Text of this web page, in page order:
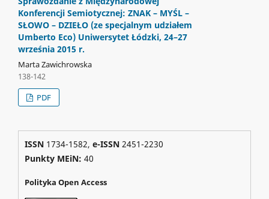
Konferencji Semiotycznej: ZNAK – MYŚL –
SŁOWO – DZIEŁO (ze specjalnym udziałem
Umberto Eco) Uniwersytet Łódzki, 24–27
września 2015 r.
Marta Zawichrowska
138-142
PDF
ISSN1734-1582, e-ISSN2451-2230
Punkty MEiN: 40
Polityka Open Access